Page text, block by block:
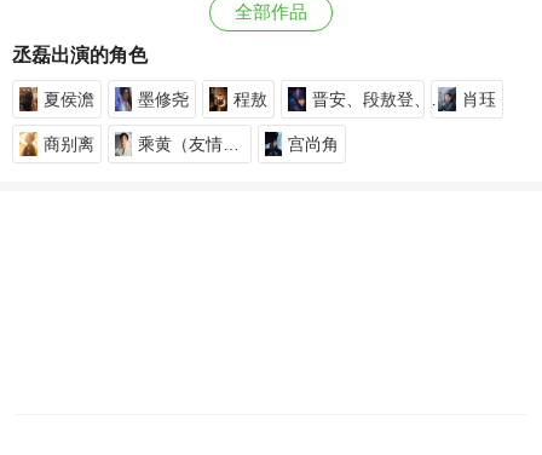
全部作品
丞磊出演的角色
夏侯澹 墨修尧 程敖 晋安、段敖登、玄衣客 肖珏
商别离 乘黄（友情出演） 宫尚角